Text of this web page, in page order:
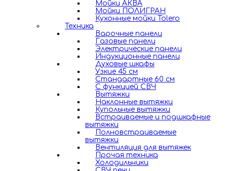
Мойки АКВА
Мойки ПОЛИГРАН
Кухонные мойки Tolero
Техника
Варочные панели
Газовые панели
Электрические панели
Индукционные панели
Духовые шкафы
Узкие 45 см
Стандартные 60 см
С функцией СВЧ
Вытяжки
Наклонные вытяжки
Купольные вытяжки
Встраиваемые и подшкафные
вытяжки
Полновстраиваемые
вытяжки
Вентиляция для вытяжек
Прочая техника
Холодильники